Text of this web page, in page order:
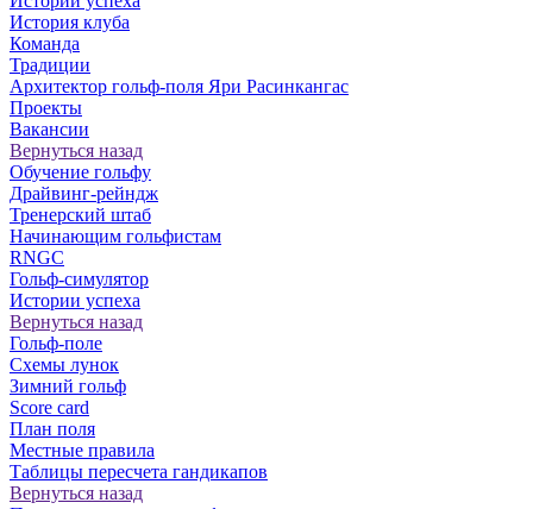
История клуба
Команда
Традиции
Архитектор гольф-поля Яри Расинкангас
Проекты
Вакансии
Вернуться назад
Обучение гольфу
Драйвинг-рейндж
Тренерский штаб
Начинающим гольфистам
RNGC
Гольф-симулятор
Истории успеха
Вернуться назад
Гольф-поле
Схемы лунок
Зимний гольф
Score card
План поля
Местные правила
Таблицы пересчета гандикапов
Вернуться назад